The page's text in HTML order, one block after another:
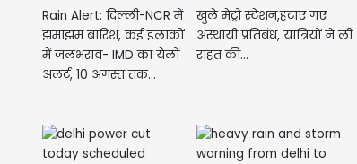
Rain Alert: दिल्ली-NCR में
झमाझम बारिश, कई इलाकों
में जलभराव- IMD का येलो
अलर्ट, 10 अगस्त तक...
खुले मेट्रो स्टेशन,हटाए गए
अस्थायी प्रतिबंध, यात्रियों ने ली
राहत की...